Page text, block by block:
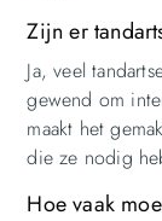
Zijn er
Ja, veel
gewend om
maakt het
die ze nodig
Hoe vaak